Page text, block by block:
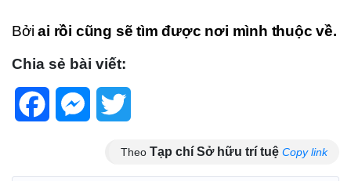
Bởiai rồi cũng sẽ tìm được nơi mình thuộc về.
Chia sẻ bài viết:
FacebookMessenger
Theo Tạp chí Sở hữu trí tuệ Copy link